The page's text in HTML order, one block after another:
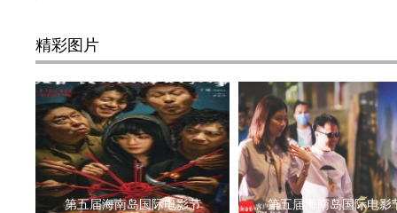
精彩图片
第五届海南岛国际电影节 第五届海南岛国际电影